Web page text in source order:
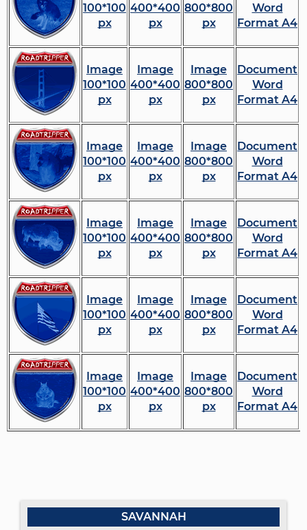
100*100
px
400*400
px
800*800
px
Word
Format A4
Image
100*100
px
Image
400*400
px
Image
800*800
px
Document
Word
Format A4
Image
100*100
px
Image
400*400
px
Image
800*800
px
Document
Word
Format A4
Image
100*100
px
Image
400*400
px
Image
800*800
px
Document
Word
Format A4
Image
100*100
px
Image
400*400
px
Image
800*800
px
Document
Word
Format A4
Image
100*100
px
Image
400*400
px
Image
800*800
px
Document
Word
Format A4
SAVANNAH